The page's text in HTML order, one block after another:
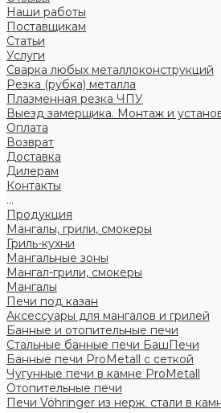
Наши работы
Поставщикам
Статьи
Услуги
Сварка любых металлоконструкций
Резка (рубка) металла
Плазменная резка ЧПУ
Выезд замерщика. Монтаж и
Оплата
Возврат
Доставка
Дилерам
Контакты
...
Продукция
Мангалы, грили, смокеры
Гриль-кухни
Мангальные зоны
Мангал-грили, смокеры
Мангалы
Печи под казан
Аксессуары для мангалов и грилей
Банные и отопительные печи
Стальные банные печи БашПечи
Банные печи ProMetall с сеткой
Чугунные печи в камне ProMetall
Отопительные печи
Печи Vöhringer из нерж. стали в